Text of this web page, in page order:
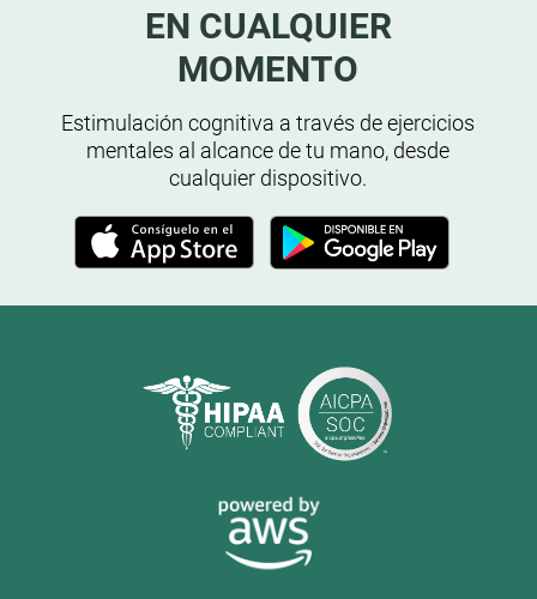
EN CUALQUIER
MOMENTO
Estimulación cognitiva a través de ejercicios
mentales al alcance de tu mano, desde
cualquier dispositivo.